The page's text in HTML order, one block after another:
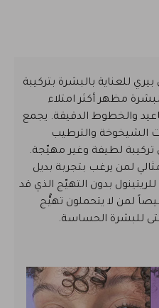
للعناية بالبشرة بتركيبة
مظهر أكثر امتلاء
والخطوط الدقيقة. يجمع
الشيخوخة والترطيب
تركيبة لطيفة وغير مهيّجة.
لمن يرغب بتجربة بديل
بدون التهيّج الذي قد
لمن لا يتحملون تهيُّج
للبشرة الحساسة.